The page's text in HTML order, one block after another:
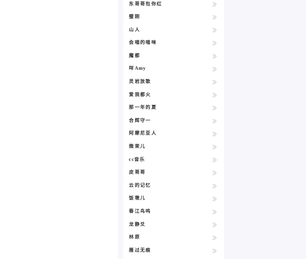
东哥哥包你红
璧刚
山人
会喵的喵咪
魔都
咩Amy
灵岩放歌
爱我都火
那一年的夏
合辉守一
阿摩尼亚人
微茉儿
cc音乐
皮哥哥
云的记忆
饭墩儿
春江鸟鸣
龙静爻
林原
雁过无痕